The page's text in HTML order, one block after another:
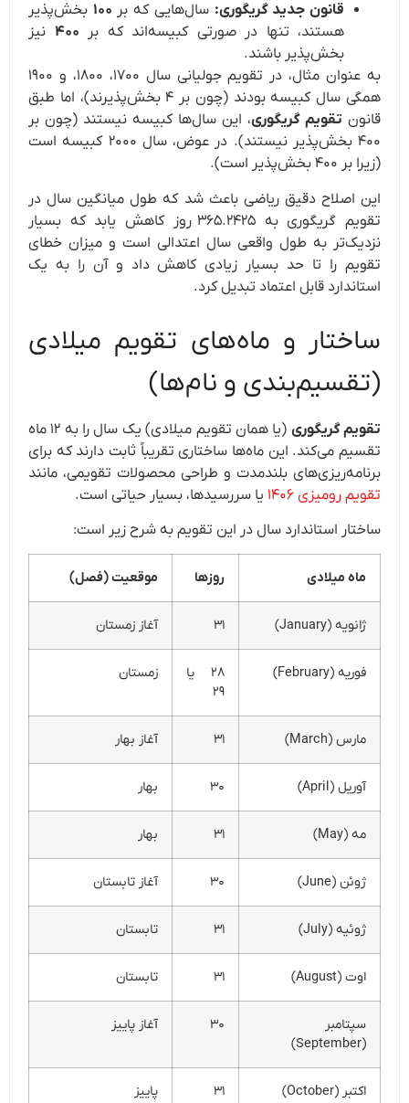
قانون جدید گریگوری: سال‌هایی که بر ۱۰۰ بخش‌پذیر
هستند، تنها در صورتی کبیسه‌اند که بر ۴۰۰ نیز
بخش‌پذیر باشند.
به عنوان مثال، در تقویم جولیانی سال ۱۷۰۰، ۱۸۰۰، و ۱۹۰۰
همگی سال کبیسه بودند (چون بر ۴ بخش‌پذیرند)، اما طبق
قانون تقویم گریگوری، این سال‌ها کبیسه نیستند (چون بر
۴۰۰ بخش‌پذیر نیستند). در عوض، سال ۲۰۰۰ کبیسه است
(زیرا بر ۴۰۰ بخش‌پذیر است).
این اصلاح دقیق ریاضی باعث شد که طول میانگین سال در
تقویم گریگوری به ۳۶۵.۲۴۲۵روز کاهش یابد که بسیار
نزدیک‌تر به طول واقعی سال اعتدالی است و میزان خطای
تقویم را تا حد بسیار زیادی کاهش داد و آن را به یک
استاندارد قابل اعتماد تبدیل کرد.
ساختار و ماه‌های تقویم میلادی
(تقسیم‌بندی و نام‌ها)
تقویم گریگوری
(یا همان تقویم میلادی) یک سال را به ۱۲ ماه
تقسیم می‌کند. این ماه‌ها ساختاری تقریباً ثابت دارند که برای
برنامه‌ریزی‌های بلندمدت و طراحی محصولات تقویمی، مانند
تقویم رومیزی ۱۴۰۶
یا سررسیدها، بسیار حیاتی است.
ساختار استاندارد سال در این تقویم به شرح زیر است:
ماه میلادی روزها موقعیت (فصل)
ژانویه (January) ۳۱ آغاز زمستان
فوریه (February)
۲۸ یا
۲۹
زمستان
مارس (March) ۳۱ آغاز بهار
آوریل (April) ۳۰ بهار
مه (May) ۳۱ بهار
ژوئن (June) ۳۰ آغاز تابستان
ژوئیه (July) ۳۱ تابستان
اوت (August) ۳۱ تابستان
سپتامبر
(September)
۳۰ آغاز پاییز
اکتبر (October) ۳۱ پاییز